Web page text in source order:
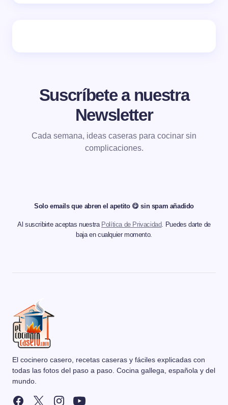
Suscríbete a nuestra
Newsletter
Cada semana, ideas caseras para cocinar sin
complicaciones.
Solo emails que abren el apetito 😋 sin spam añadido
Al suscribirte aceptas nuestra Política de Privacidad. Puedes darte de
baja en cualquier momento.
El cocinero casero, recetas caseras y fáciles explicadas con
todas las fotos del paso a paso. Cocina gallega, española y del
mundo.